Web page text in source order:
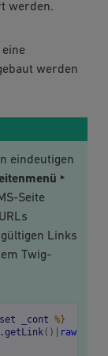
werden.
werden
eindeutigen
‣
Seite
Links
Twig-
set _cont %}
()| raw